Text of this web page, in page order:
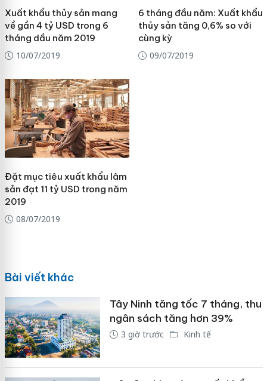
Xuất khẩu thủy sản mang
về gần 4 tỷ USD trong 6
tháng dầu năm 2019
10/07/2019
6 tháng đầu năm: Xuất khẩu
thủy sản tăng 0,6% so với
cùng kỳ
09/07/2019
Đặt mục tiêu xuất khẩu lâm
sản đạt 11 tỷ USD trong năm
2019
08/07/2019
Bài viết khác
Tây Ninh tăng tốc 7 tháng, thu
ngân sách tăng hơn 39%
3 giờ trước Kinh tế